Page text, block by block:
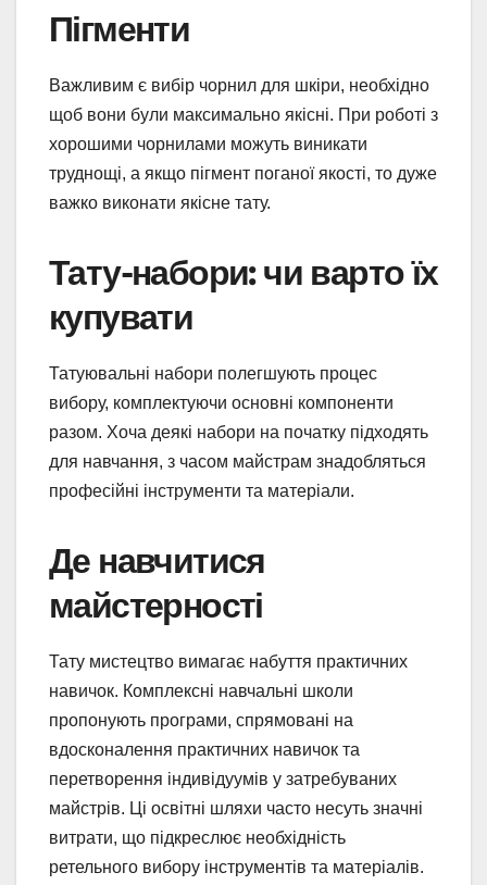
Пігменти
Важливим є вибір чорнил для шкіри, необхідно
щоб вони були максимально якісні. При роботі з
хорошими чорнилами можуть виникати
труднощі, а якщо пігмент поганої якості, то дуже
важко виконати якісне тату.
Тату-набори: чи варто їх
купувати
Татуювальні набори полегшують процес
вибору, комплектуючи основні компоненти
разом. Хоча деякі набори на початку підходять
для навчання, з часом майстрам знадобляться
професійні інструменти та матеріали.
Де навчитися
майстерності
Тату мистецтво вимагає набуття практичних
навичок. Комплексні навчальні школи
пропонують програми, спрямовані на
вдосконалення практичних навичок та
перетворення індивідуумів у затребуваних
майстрів. Ці освітні шляхи часто несуть значні
витрати, що підкреслює необхідність
ретельного вибору інструментів та матеріалів.